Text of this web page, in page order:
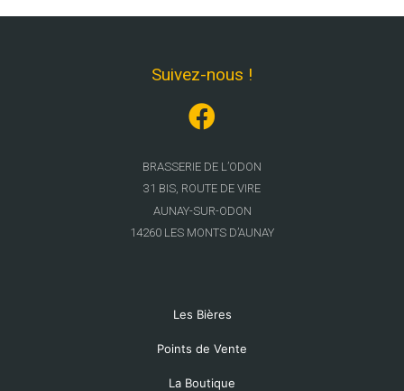
Suivez-nous !
BRASSERIE DE L’ODON
31 BIS, ROUTE DE VIRE
AUNAY-SUR-ODON
14260 LES MONTS D’AUNAY
Les Bières
Points de Vente
La Boutique